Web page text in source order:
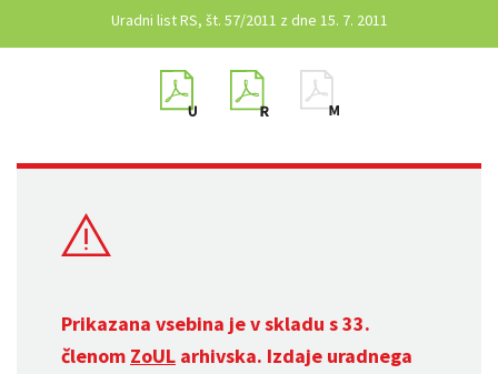
Uradni list RS, št. 57/2011 z dne 15. 7. 2011
Prikazana vsebina je v skladu s 33.
členom ZoUL arhivska. Izdaje uradnega